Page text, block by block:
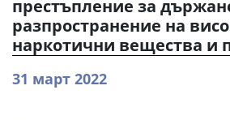
престъпление за
разпространение на
наркотични вещества и
31 март 2022